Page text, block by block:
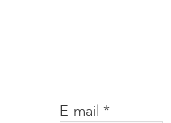
E-mail *